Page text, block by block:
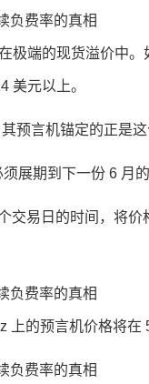
极端的现货溢价中
美元以上。
预言机锚定的正是这
展期到下一份 6 月
交易日的时间，将
的预言机价格将在